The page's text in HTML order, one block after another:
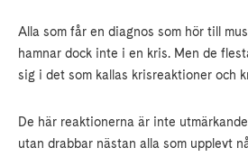
Alla som får en diagnos som hör till
hamnar dock inte i en kris. Men de
sig i det som kallas krisreaktioner och
De här reaktionerna är inte
utan drabbar nästan alla som upplevt